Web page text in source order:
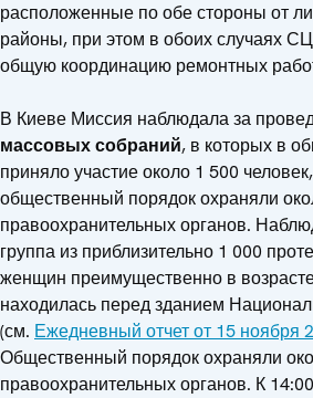
расположенные по обе стороны от
районы, при этом в обоих случаях
общую координацию ремонтных
В Киеве Миссия наблюдала за
массовых собраний, в которых в
приняло участие около 1 500
общественный порядок охраняли
правоохранительных органов.
группа из приблизительно 1 000
женщин преимущественно в
находилась перед зданием
(см. Ежедневный отчет от 15 ноября
Общественный порядок охраняли
правоохранительных органов. К